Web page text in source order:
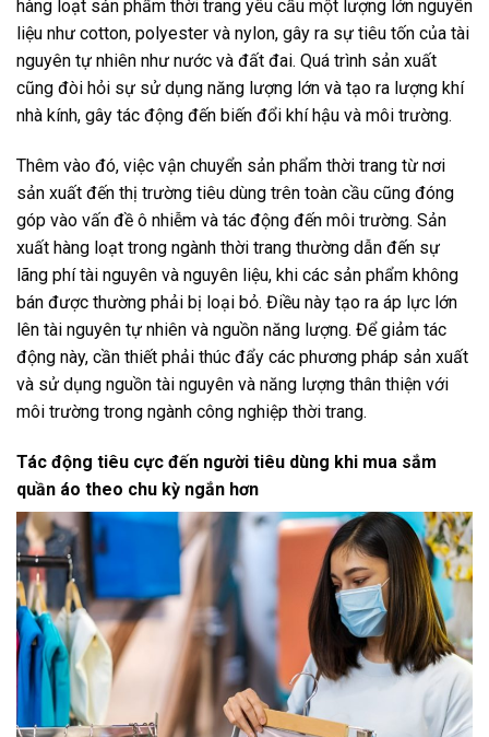
hàng loạt sản phẩm thời trang yêu cầu một lượng lớn nguyên
liệu như cotton, polyester và nylon, gây ra sự tiêu tốn của tài
nguyên tự nhiên như nước và đất đai. Quá trình sản xuất
cũng đòi hỏi sự sử dụng năng lượng lớn và tạo ra lượng khí
nhà kính, gây tác động đến biến đổi khí hậu và môi trường.
Thêm vào đó, việc vận chuyển sản phẩm thời trang từ nơi
sản xuất đến thị trường tiêu dùng trên toàn cầu cũng đóng
góp vào vấn đề ô nhiễm và tác động đến môi trường. Sản
xuất hàng loạt trong ngành thời trang thường dẫn đến sự
lãng phí tài nguyên và nguyên liệu, khi các sản phẩm không
bán được thường phải bị loại bỏ. Điều này tạo ra áp lực lớn
lên tài nguyên tự nhiên và nguồn năng lượng. Để giảm tác
động này, cần thiết phải thúc đẩy các phương pháp sản xuất
và sử dụng nguồn tài nguyên và năng lượng thân thiện với
môi trường trong ngành công nghiệp thời trang.
Tác động tiêu cực đến người tiêu dùng khi mua sắm
quần áo theo chu kỳ ngắn hơn